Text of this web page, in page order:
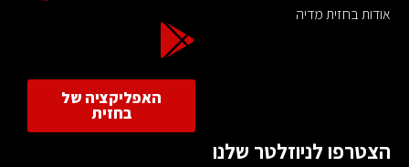
אודות בחזית מדיה
האפליקציה של
בחזית
הצטרפו לניוזלטר שלנו